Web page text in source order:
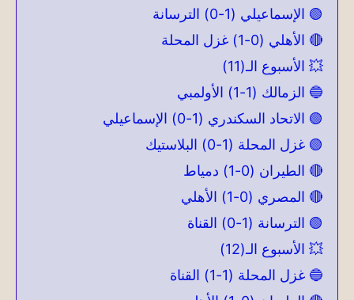
🟢 الإسماعيلي (1-0) الترسانة
🔴 الأهلي (0-1) غزل المحلة
💥 الأسبوع الـ(11)
🔵 الزمالك (1-1) الأولمبي
🟢 الاتحاد السكندري (1-0) الإسماعيلي
🟢 غزل المحلة (1-0) البلاستيك
🔴 الطيران (0-1) دمياط
🔴 المصري (0-1) الأهلي
🟢 الترسانة (1-0) القناة
💥 الأسبوع الـ(12)
🔵 غزل المحلة (1-1) القناة